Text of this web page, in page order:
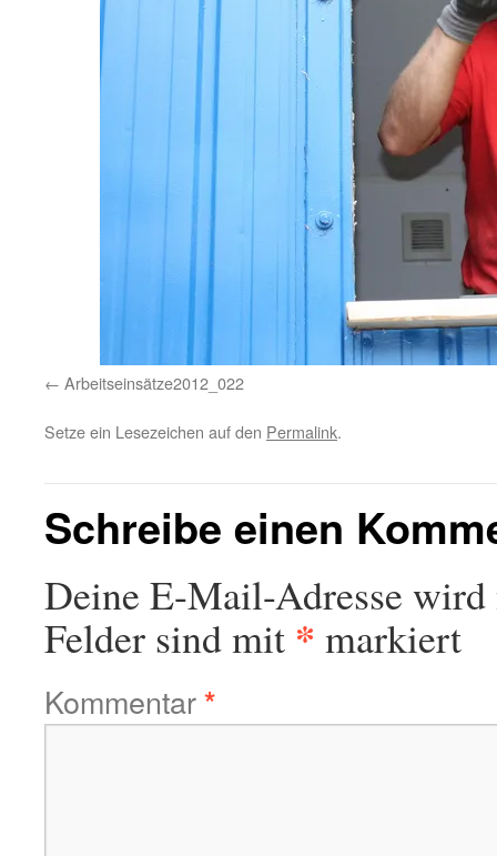
Arbeitseinsätze2012_022
Setze ein Lesezeichen auf den Permalink.
Schreibe einen
Deine E-Mail-Adresse
Felder sind mit * markiert
Kommentar*